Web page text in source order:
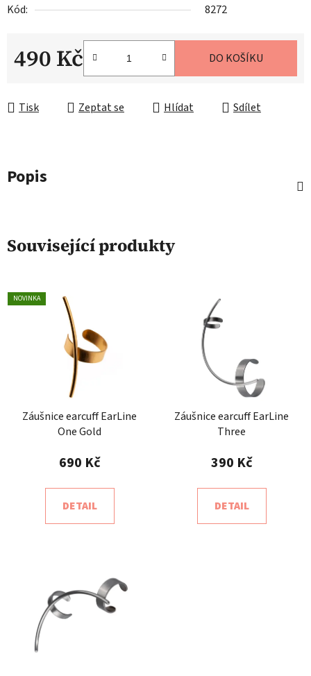
Kód:
8272
490 Kč DO KOŠÍKU
Tisk Zeptat se Hlídat Sdílet
Popis
Související produkty
NOVINKA
Záušnice earcuff EarLine
One Gold
690 Kč
DETAIL
Záušnice earcuff EarLine
Three
390 Kč
DETAIL